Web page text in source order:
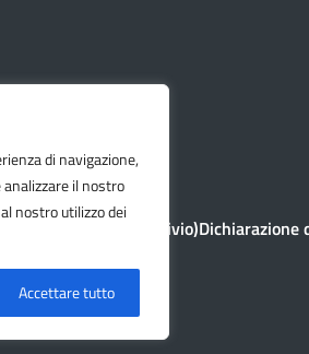
di navigazione,
il nostro
nostro utilizzo dei
Accettare tutto
Albo online (Archivio)Dichiarazione